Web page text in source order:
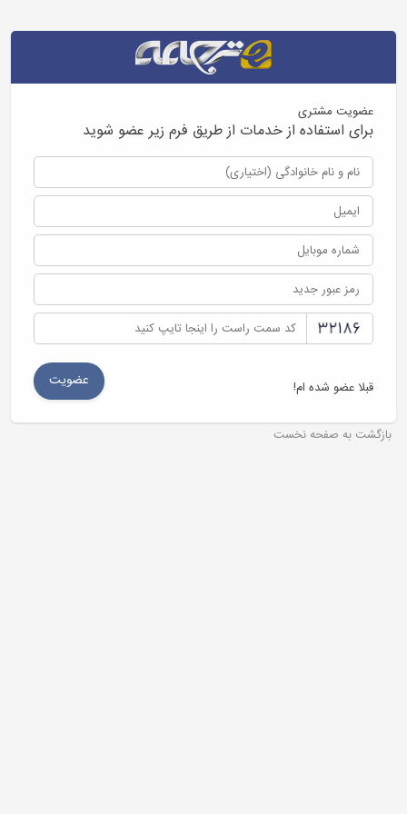
عضویت مشتری
برای استفاده از خدمات از طریق فرم زیر عضو شوید
قبلا عضو شده ام!
بازگشت به صفحه نخست